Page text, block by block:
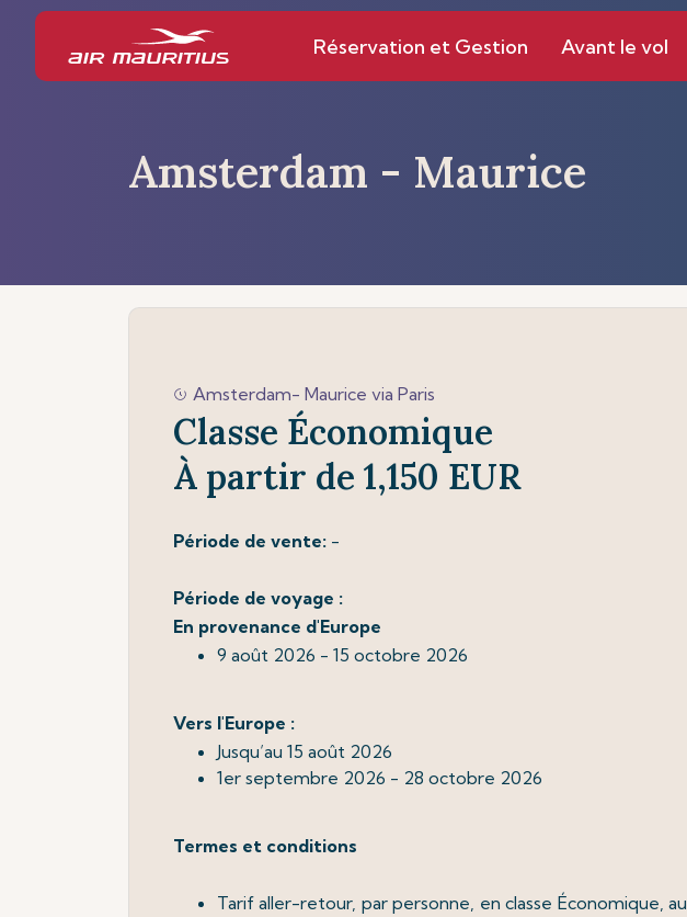
Réservation et Gestion Avant le vol
Amsterdam - Maurice
Amsterdam- Maurice via Paris
Classe Économique
À partir de 1,150 EUR
Période de vente: -
Période de voyage :
En provenance d'Europe
9 août 2026 - 15 octobre 2026
Vers l'Europe :
Jusqu’au 15 août 2026
1er septembre 2026 - 28 octobre 2026
Termes et conditions
Tarif aller-retour, par personne, en classe Économique, au